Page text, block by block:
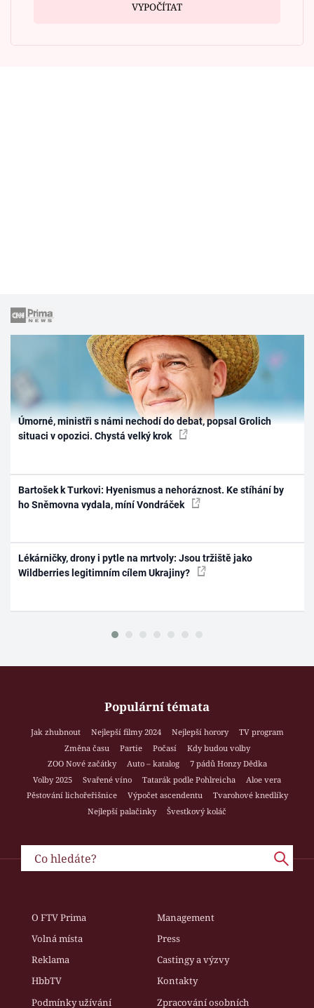
VYPOČÍTAT
Úmorné, ministři s námi nechodí do debat, popsal Grolich
situaci v opozici. Chystá velký krok
Bartošek k Turkovi: Hyenismus a nehoráznost. Ke stíhání by
ho Sněmovna vydala, míní Vondráček
Lékárničky, drony i pytle na mrtvoly: Jsou tržiště jako
Wildberries legitimním cílem Ukrajiny?
Populární témata
Jak zhubnout Nejlepší filmy 2024 Nejlepší horory
TV program
Změna času
Partie Počasí
Kdy budou volby
ZOO Nové začátky
Auto – katalog
7 pádů Honzy Dědka
Volby 2025
Svařené víno Tatarák podle Pohlreicha
Aloe vera
Pěstování lichořeřišnice
Výpočet ascendentu
Tvarohové knedlíky
Nejlepší palačinky
Švestkový koláč
O FTV Prima
Management
Volná místa
Press
Reklama
Castingy a výzvy
HbbTV
Kontakty
Podmínky užívání
Zpracování osobních